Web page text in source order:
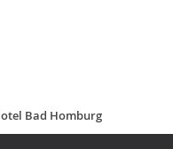
Bad Homburg